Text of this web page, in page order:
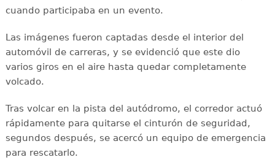
cuando participaba en un evento.
Las imágenes fueron captadas desde el interior del
automóvil de carreras, y se evidenció que este dio
varios giros en el aire hasta quedar completamente
volcado.
Tras volcar en la pista del autódromo, el corredor actuó
rápidamente para quitarse el cinturón de seguridad,
segundos después, se acercó un equipo de emergencia
para rescatarlo.